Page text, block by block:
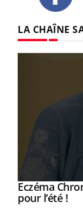
LA CHAÎNE
Youtube
Eczéma
pour l’été !